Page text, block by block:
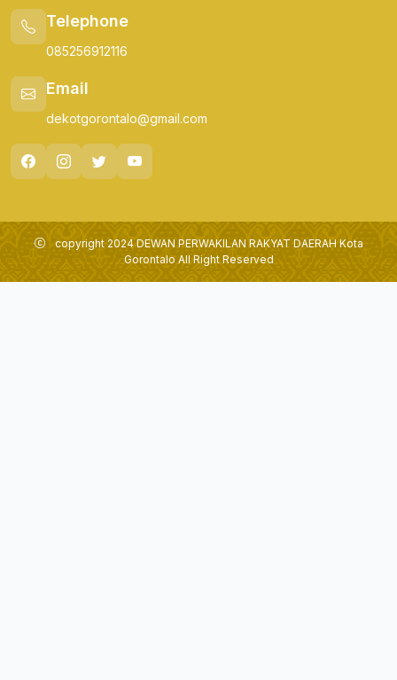
Telephone
085256912116
Email
dekotgorontalo@gmail.com
copyright 2024 DEWAN PERWAKILAN RAKYAT DAERAH Kota
Gorontalo All Right Reserved